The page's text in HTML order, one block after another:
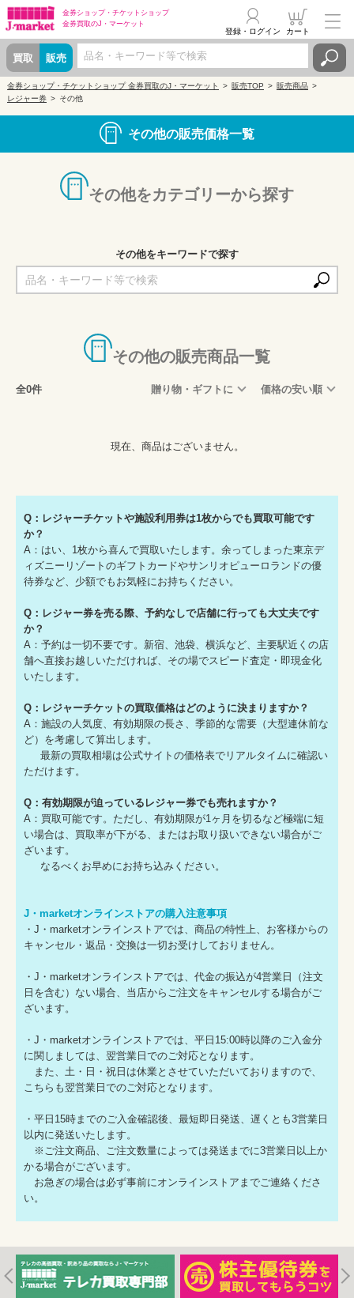
金券ショップ・ チケットショップ
金券買取のJ・マーケット
買取 販売
登録・ログイン カート
金券ショップ・チケットショップ 金券買取のJ・マーケット 販売TOP
販売商品
レジャー券
その他
その他の販売価格一覧
その他をカテゴリーから探す
その他をキーワードで探す
その他の販売商品一覧
全0件 贈り物・ギフトに 価格の安い順
現在、商品はございません。
Q：レジャーチケットや施設利用券は1枚からでも買取可能です
か？
A：はい、1枚から喜んで買取いたします。余ってしまった東京デ
ィズニーリゾートのギフトカードやサンリオピューロランドの優
待券など、少額でもお気軽にお持ちください。
Q：レジャー券を売る際、予約なしで店舗に行っても大丈夫です
か？
A：予約は一切不要です。新宿、池袋、横浜など、主要駅近くの店
舗へ直接お越しいただければ、その場でスピード査定・即現金化
いたします。
Q：レジャーチケットの買取価格はどのように決まりますか？
A：施設の人気度、有効期限の長さ、季節的な需要（大型連休前な
ど）を考慮して算出します。
最新の買取相場は公式サイトの価格表でリアルタイムに確認い
ただけます。
Q：有効期限が迫っているレジャー券でも売れますか？
A：買取可能です。ただし、有効期限が1ヶ月を切るなど極端に短
い場合は、買取率が下がる、またはお取り扱いできない場合がご
ざいます。
なるべくお早めにお持ち込みください。
J・marketオンラインストアの購入注意事項
・J・marketオンラインストアでは、商品の特性上、お客様からの
キャンセル・返品・交換は一切お受けしておりません。
・J・marketオンラインストアでは、代金の振込が4営業日（注文
日を含む）ない場合、当店からご注文をキャンセルする場合がご
ざいます。
・J・marketオンラインストアでは、平日15:00時以降のご入金分
に関しましては、翌営業日でのご対応となります。
また、土・日・祝日は休業とさせていただいておりますので、
こちらも翌営業日でのご対応となります。
・平日15時までのご入金確認後、最短即日発送、遅くとも3営業日
以内に発送いたします。
※ご注文商品、ご注文数量によっては発送までに3営業日以上か
かる場合がございます。
お急ぎの場合は必ず事前にオンラインストアまでご連絡くださ
い。